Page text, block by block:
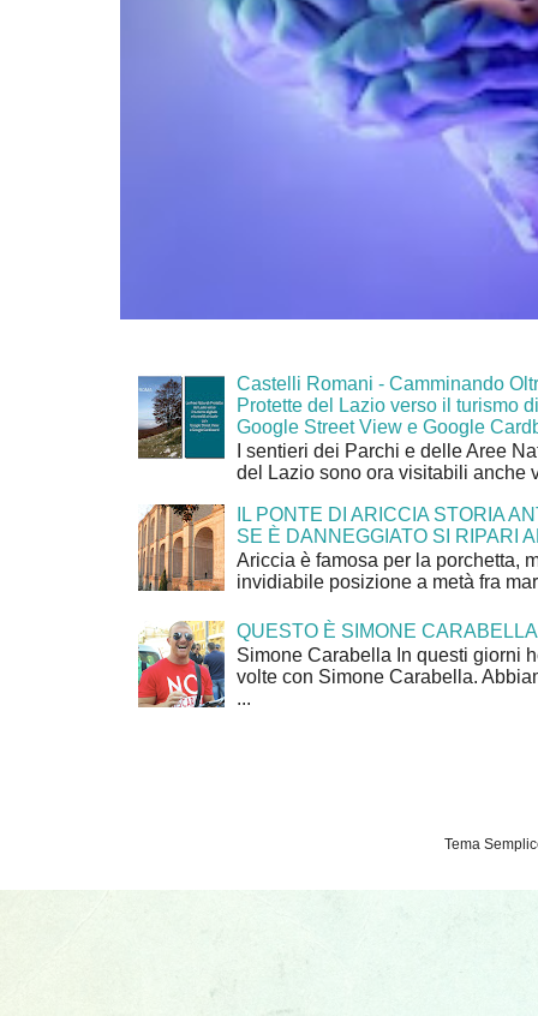
Castelli Romani - Camminando
Protette del Lazio verso il turismo
Google Street View e Google
I sentieri dei Parchi e delle Aree
del Lazio sono ora visitabili anche
IL PONTE DI ARICCIA STORIA
SE È DANNEGGIATO SI RIPARI
Ariccia è famosa per la porchetta,
invidiabile posizione a metà fra
QUESTO È SIMONE CARABELLA
Simone Carabella In questi giorni
volte con Simone Carabella.
...
Tema